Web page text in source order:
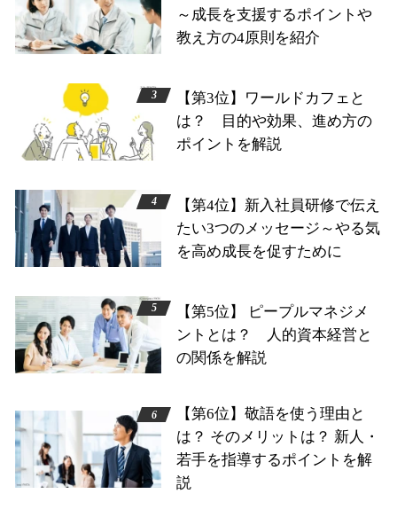
～成長を支援するポイントや
教え方の4原則を紹介
【第3位】ワールドカフェと
は？ 目的や効果、進め方の
ポイントを解説
【第4位】新入社員研修で伝え
たい3つのメッセージ～やる気
を高め成長を促すために
【第5位】 ピープルマネジメ
ントとは？ 人的資本経営と
の関係を解説
【第6位】敬語を使う理由と
は？ そのメリットは？ 新人・
若手を指導するポイントを解
説